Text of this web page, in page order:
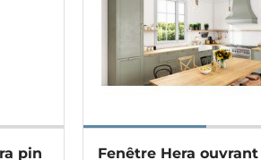
pin
Fenêtre Hera ouvrant